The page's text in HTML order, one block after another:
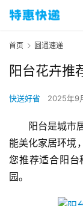
首页 圆通速递
阳台花卉推
快送好省 2025年9
阳台是城市
能美化家居环境
您推荐适合阳台
园。